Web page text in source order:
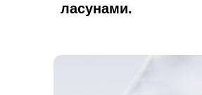
ласунами.